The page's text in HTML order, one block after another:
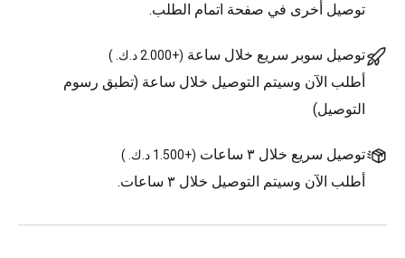
توصيل أخرى في صفحة اتمام الطلب.
توصيل سوبر سريع خلال ساعة (+2.000 د.ك. )
أطلب الآن وسيتم التوصيل خلال ساعة (تطبق رسوم
التوصيل)
توصيل سريع خلال ٣ ساعات (+1.500 د.ك. )
أطلب الآن وسيتم التوصيل خلال ٣ ساعات.